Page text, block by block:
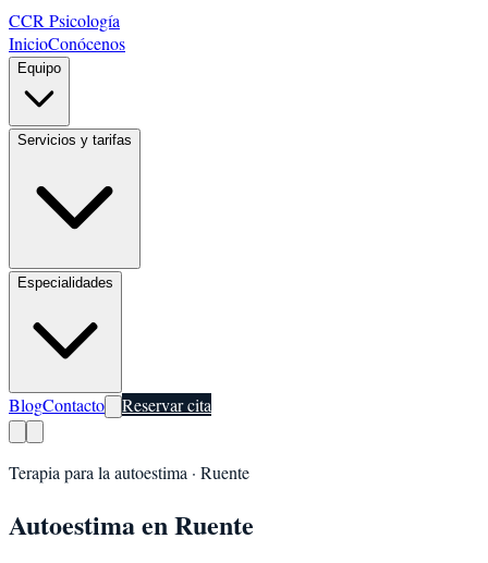
CCR Psicología
InicioConócenos
Equipo
Servicios y tarifas
Especialidades
BlogContacto Reservar cita
Terapia para la autoestima · Ruente
AutoestimaenRuente